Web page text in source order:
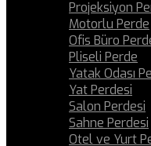
Projeksiyon
Motorlu Perde
Ofis Büro
Pliseli Perde
Yatak Odası
Yat Perdesi
Salon Perdesi
Sahne Perdesi
Otel ve Yurt